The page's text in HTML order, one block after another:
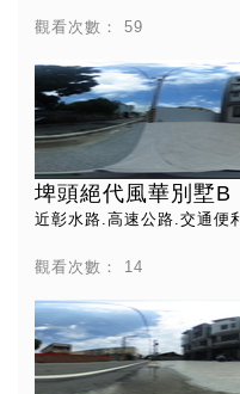
觀看次數：59
埤頭絕代風華別墅B
近彰水路.高速公路.交通便
觀看次數： 14